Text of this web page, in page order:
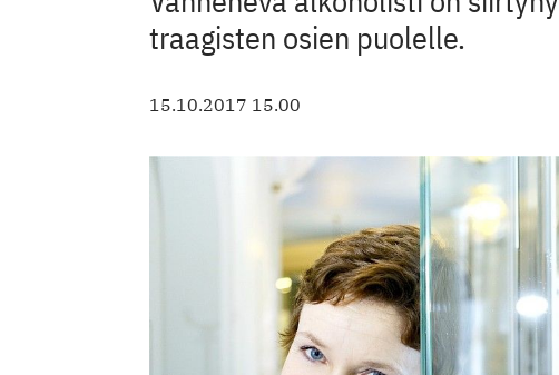
traagisten osien puolelle.
15.10.2017 15.00